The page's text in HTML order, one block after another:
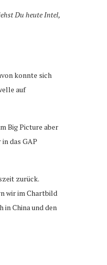
Du heute Intel,
konnte sich
auf
Big Picture aber
das GAP
zurück.
wir im Chartbild
in China und den